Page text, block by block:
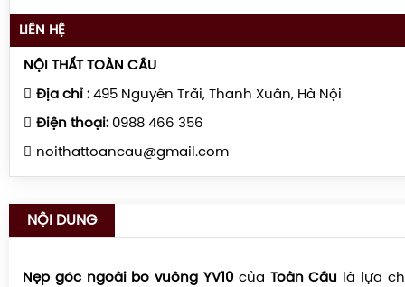
LIÊN HỆ
NỘI THẤT TOÀN CẦU
Địa chỉ : 495 Nguyễn Trãi, Thanh Xuân, Hà Nội
Điện thoại: 0988 466 356
noithattoancau@gmail.com
NỘI DUNG
Nẹp góc ngoài bo vuông YV10của Toàn Cầu là lựa